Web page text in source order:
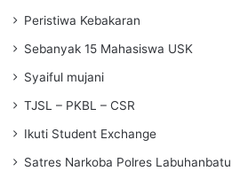
Peristiwa Kebakaran
Sebanyak 15 Mahasiswa USK
Syaiful mujani
TJSL – PKBL – CSR
Ikuti Student Exchange
Satres Narkoba Polres Labuhanbatu